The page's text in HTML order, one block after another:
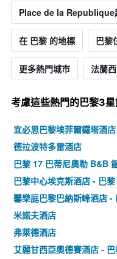
Place de la Republique
在 巴黎 的地標 巴黎
更多熱門城市 法蘭
考慮這些熱門的巴黎3
宜必思巴黎埃菲爾鐵塔酒店
德拉波特多雷酒店
巴黎 17 巴蒂尼奧勒 B&B
巴黎中心埃克斯酒店 - 巴黎
馨樂庭巴黎巴納斯峰酒店 -
米諾夫酒店
弗萊德酒店
艾麗甘西亞奧德賽酒店 -